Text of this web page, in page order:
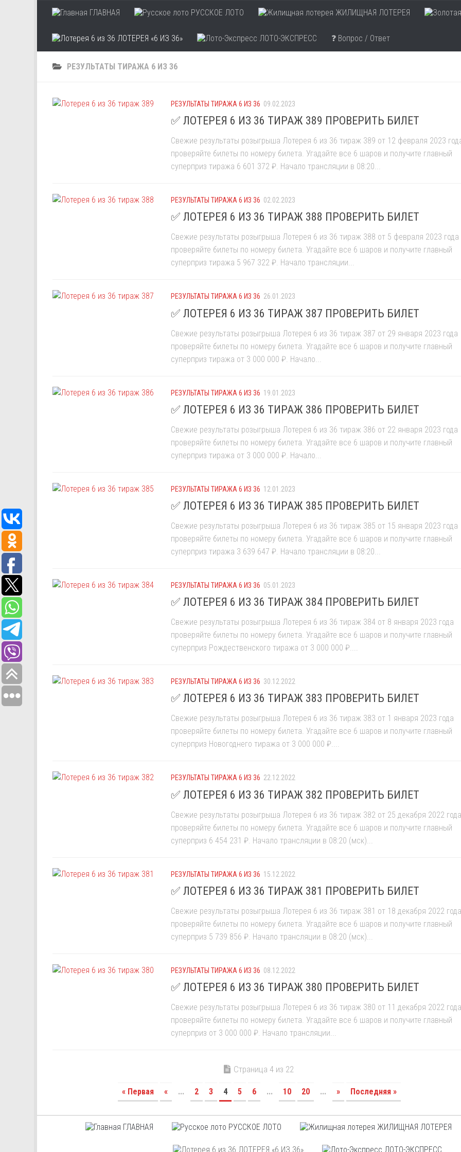
Skip to contentГЛАВНАЯ РУССКОЕ ЛОТО ЖИЛИЩНАЯ ЛОТЕРЕЯ
ЛОТЕРЕЯ «6 ИЗ 36» ЛОТО-ЭКСПРЕСС ❓ Вопрос / Ответ
РЕЗУЛЬТАТЫ ТИРАЖА 6 ИЗ 36
РЕЗУЛЬТАТЫ ТИРАЖА 6 ИЗ 36 09.02.2023
✅ ЛОТЕРЕЯ 6 ИЗ 36 ТИРАЖ 389 ПРОВЕРИТЬ БИЛЕТ
Свежие результаты розыгрыша Лотерея 6 из 36 тираж 389 от 12 февраля 2023
проверяйте билеты по номеру билета. Угадайте все 6 шаров и получите главный
суперприз тиража 6 601 372 ₽. Начало трансляции в 08:20...
РЕЗУЛЬТАТЫ ТИРАЖА 6 ИЗ 36 02.02.2023
✅ ЛОТЕРЕЯ 6 ИЗ 36 ТИРАЖ 388 ПРОВЕРИТЬ БИЛЕТ
Свежие результаты розыгрыша Лотерея 6 из 36 тираж 388 от 5 февраля 2023 года
проверяйте билеты по номеру билета. Угадайте все 6 шаров и получите главный
суперприз тиража 5 967 322 ₽. Начало трансляции...
РЕЗУЛЬТАТЫ ТИРАЖА 6 ИЗ 36 26.01.2023
✅ ЛОТЕРЕЯ 6 ИЗ 36 ТИРАЖ 387 ПРОВЕРИТЬ БИЛЕТ
Свежие результаты розыгрыша Лотерея 6 из 36 тираж 387 от 29 января 2023 года
проверяйте билеты по номеру билета. Угадайте все 6 шаров и получите главный
суперприз тиража от 3 000 000 ₽. Начало...
РЕЗУЛЬТАТЫ ТИРАЖА 6 ИЗ 36 19.01.2023
✅ ЛОТЕРЕЯ 6 ИЗ 36 ТИРАЖ 386 ПРОВЕРИТЬ БИЛЕТ
Свежие результаты розыгрыша Лотерея 6 из 36 тираж 386 от 22 января 2023 года
проверяйте билеты по номеру билета. Угадайте все 6 шаров и получите главный
суперприз тиража от 3 000 000 ₽. Начало...
РЕЗУЛЬТАТЫ ТИРАЖА 6 ИЗ 36 12.01.2023
✅ ЛОТЕРЕЯ 6 ИЗ 36 ТИРАЖ 385 ПРОВЕРИТЬ БИЛЕТ
Свежие результаты розыгрыша Лотерея 6 из 36 тираж 385 от 15 января 2023 года
проверяйте билеты по номеру билета. Угадайте все 6 шаров и получите главный
суперприз тиража 3 639 647 ₽. Начало трансляции в 08:20...
РЕЗУЛЬТАТЫ ТИРАЖА 6 ИЗ 36 05.01.2023
✅ ЛОТЕРЕЯ 6 ИЗ 36 ТИРАЖ 384 ПРОВЕРИТЬ БИЛЕТ
Свежие результаты розыгрыша Лотерея 6 из 36 тираж 384 от 8 января 2023 года
проверяйте билеты по номеру билета. Угадайте все 6 шаров и получите главный
суперприз Рождественского тиража от 3 000 000 ₽....
РЕЗУЛЬТАТЫ ТИРАЖА 6 ИЗ 36 30.12.2022
✅ ЛОТЕРЕЯ 6 ИЗ 36 ТИРАЖ 383 ПРОВЕРИТЬ БИЛЕТ
Свежие результаты розыгрыша Лотерея 6 из 36 тираж 383 от 1 января 2023 года
проверяйте билеты по номеру билета. Угадайте все 6 шаров и получите главный
суперприз Новогоднего тиража от 3 000 000 ₽....
РЕЗУЛЬТАТЫ ТИРАЖА 6 ИЗ 36 22.12.2022
✅ ЛОТЕРЕЯ 6 ИЗ 36 ТИРАЖ 382 ПРОВЕРИТЬ БИЛЕТ
Свежие результаты розыгрыша Лотерея 6 из 36 тираж 382 от 25 декабря 2022 года
проверяйте билеты по номеру билета. Угадайте все 6 шаров и получите главный
суперприз 6 454 231 ₽. Начало трансляции в 08:20 (мск)...
РЕЗУЛЬТАТЫ ТИРАЖА 6 ИЗ 36 15.12.2022
✅ ЛОТЕРЕЯ 6 ИЗ 36 ТИРАЖ 381 ПРОВЕРИТЬ БИЛЕТ
Свежие результаты розыгрыша Лотерея 6 из 36 тираж 381 от 18 декабря 2022 года
проверяйте билеты по номеру билета. Угадайте все 6 шаров и получите главный
суперприз 5 739 856 ₽. Начало трансляции в 08:20 (мск)...
РЕЗУЛЬТАТЫ ТИРАЖА 6 ИЗ 36 08.12.2022
✅ ЛОТЕРЕЯ 6 ИЗ 36 ТИРАЖ 380 ПРОВЕРИТЬ БИЛЕТ
Свежие результаты розыгрыша Лотерея 6 из 36 тираж 380 от 11 декабря 2022 года
проверяйте билеты по номеру билета. Угадайте все 6 шаров и получите главный
суперприз от 3 000 000 ₽. Начало трансляции...
Страница 4 из 22
« Первая « ... 2 3 4 5 6 ... 10 20 ... » Последняя »
ГЛАВНАЯ РУССКОЕ ЛОТО ЖИЛИЩНАЯ ЛОТЕРЕЯ
ЛОТЕРЕЯ «6 ИЗ 36» ЛОТО-ЭКСПРЕСС